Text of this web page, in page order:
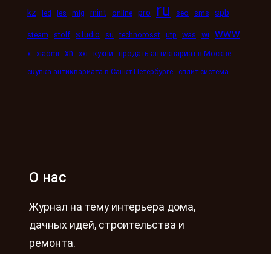
kz led les mig mint online pro ru seo sms spb
steam stolf studio su technorosst utp was wi www
x xiaomi xn xxi кухни
продать антиквариат в Москве
скупка антиквариата в Санкт-Петербурге сплит-система
О нас
Журнал на тему интерьера дома,
дачных идей, строительства и
ремонта.